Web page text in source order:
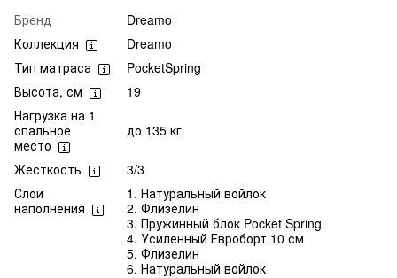
Бренд
Dreamo
Коллекция
Dreamo
Тип матраса
PocketSpring
Высота, см
19
Нагрузка на 1
спальное
место
до 135 кг
Жесткость
3/3
Слои
наполнения
1. Натуральный войлок
2. Флизелин
3. Пружинный блок Pocket Spring
4. Усиленный Евроборт 10 см
5. Флизелин
6. Натуральный войлок